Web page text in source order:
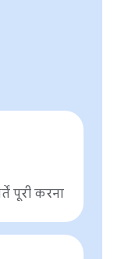
पूरी करना